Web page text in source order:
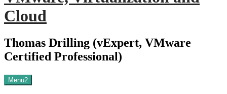
Cloud
Thomas Drilling (vExpert, VMware
Certified Professional)
Menü2